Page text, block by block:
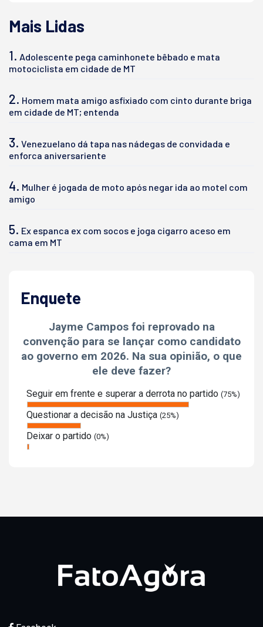
Mais Lidas
1. Adolescente pega caminhonete bêbado e mata
motociclista em cidade de MT
2. Homem mata amigo asfixiado com cinto durante briga
em cidade de MT; entenda
3. Venezuelano dá tapa nas nádegas de convidada e
enforca aniversariente
4. Mulher é jogada de moto após negar ida ao motel com
amigo
5. Ex espanca ex com socos e joga cigarro aceso em
cama em MT
Enquete
Jayme Campos foi reprovado na
convenção para se lançar como candidato
ao governo em 2026. Na sua opinião, o que
ele deve fazer?
Seguir em frente e superar a derrota no partido (75%)
Questionar a decisão na Justiça (25%)
Deixar o partido (0%)